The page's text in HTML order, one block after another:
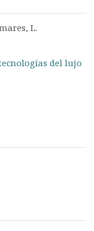
L.
del lujo